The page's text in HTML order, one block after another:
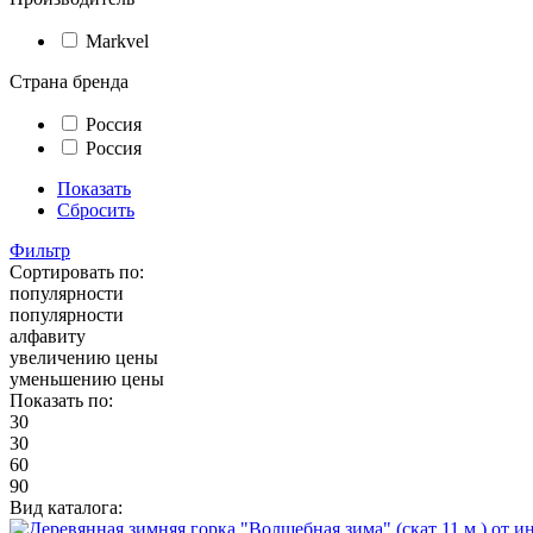
Markvel
Страна бренда
Россия
Россия
Показать
Сбросить
Фильтр
Сортировать по:
популярности
популярности
алфавиту
увеличению цены
уменьшению цены
Показать по:
30
30
60
90
Вид каталога: